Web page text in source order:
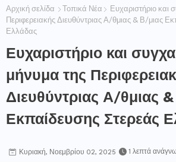
Αρχική σελίδα Τοπικά Νέα
Ευχαριστήριο και
Περιφερειακής Διευθύντριας Α/θμιας & Β/μιας
Ελλάδας
Ευχαριστήριο και
μήνυμα της
Διευθύντριας Α/θμιας
Εκπαίδευσης Στερεάς
Κυριακή, Νοεμβρίου 02, 2025 1 λεπτά